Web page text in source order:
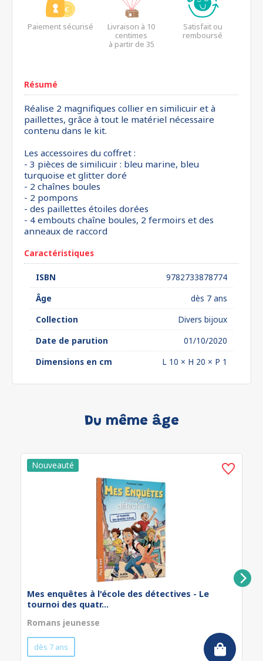
Paiement sécurisé
Livraison à 10
centimes
à partir de 35
Satisfait ou
remboursé
Résumé
Réalise 2 magnifiques collier en similicuir et à
paillettes, grâce à tout le matériel nécessaire
contenu dans le kit.
Les accessoires du coffret :
- 3 pièces de similicuir : bleu marine, bleu
turquoise et glitter doré
- 2 chaînes boules
- 2 pompons
- des paillettes étoiles dorées
- 4 embouts chaîne boules, 2 fermoirs et des
anneaux de raccord
Caractéristiques
ISBN
9782733878774
Âge
dès 7 ans
Collection
Divers bijoux
Date de parution
01/10/2020
Dimensions en cm
L 10 × H 20 × P 1
Du même âge
Mes enquêtes à l'école des détectives - Le
tournoi des quatr...
Romans jeunesse
dès 7 ans